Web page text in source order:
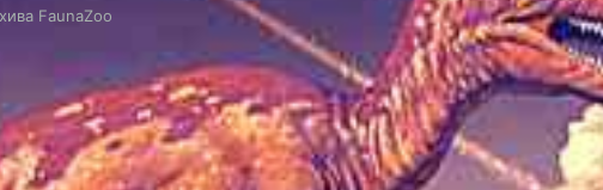
FaunaZoo